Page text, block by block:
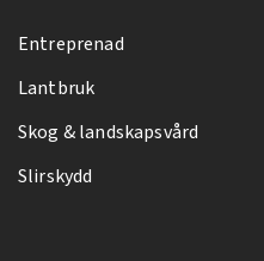
Entreprenad
Lantbruk
Skog & landskapsvård
Slirskydd